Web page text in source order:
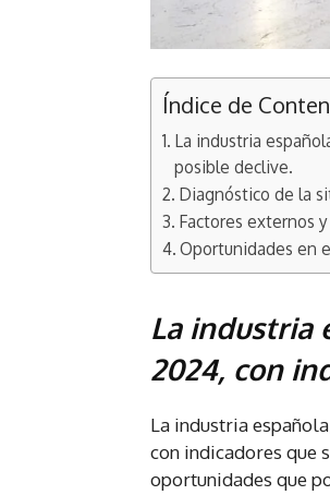
Índice de
La industria
posible declive.
Diagnóstico de la
Factores externos
Oportunidades en
La industria
2024, con
La industria
con indicadores que
oportunidades que